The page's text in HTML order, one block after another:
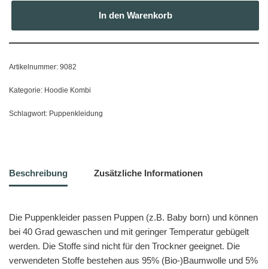
In den Warenkorb
Artikelnummer: 9082
Kategorie: Hoodie Kombi
Schlagwort: Puppenkleidung
Beschreibung Zusätzliche Informationen
Die Puppenkleider passen Puppen (z.B. Baby born) und können
bei 40 Grad gewaschen und mit geringer Temperatur gebügelt
werden. Die Stoffe sind nicht für den Trockner geeignet. Die
verwendeten Stoffe bestehen aus 95% (Bio-)Baumwolle und 5%